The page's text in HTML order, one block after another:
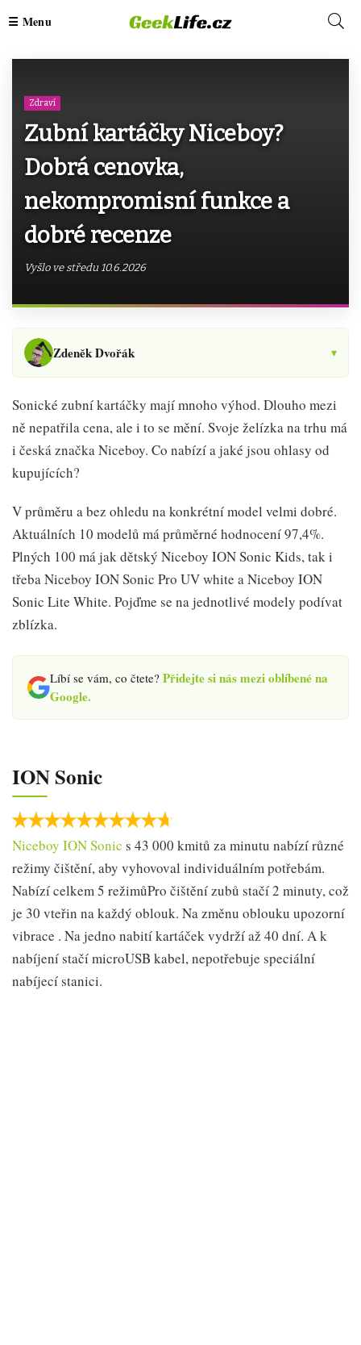
Zdraví
Zubní kartáčky Niceboy?
Dobrá cenovka,
nekompromisní funkce a
dobré recenze
Vyšlo ve středu 10.6.2026
Zdeněk Dvořák ▾
Sonické zubní kartáčky mají mnoho výhod. Dlouho mezi
ně nepatřila cena, ale i to se mění. Svoje želízka na trhu má
i česká značka Niceboy. Co nabízí a jaké jsou ohlasy od
kupujících?
V průměru a bez ohledu na konkrétní model velmi dobré.
Aktuálních 10 modelů má průměrné hodnocení 97,4%.
Plných 100 má jak dětský Niceboy ION Sonic Kids, tak i
třeba Niceboy ION Sonic Pro UV white a Niceboy ION
Sonic Lite White. Pojďme se na jednotlivé modely podívat
zblízka.
Líbí se vám, co čtete? Přidejte si nás mezi oblíbené na
Google.
ION Sonic
Niceboy ION Sonic s 43 000 kmitů za minutu nabízí různé
režimy čištění, aby vyhovoval individuálním potřebám.
Nabízí celkem 5 režimůPro čištění zubů stačí 2 minuty, což
je 30 vteřin na každý oblouk. Na změnu oblouku upozorní
vibrace . Na jedno nabití kartáček vydrží až 40 dní. A k
nabíjení stačí microUSB kabel, nepotřebuje speciální
nabíjecí stanici.